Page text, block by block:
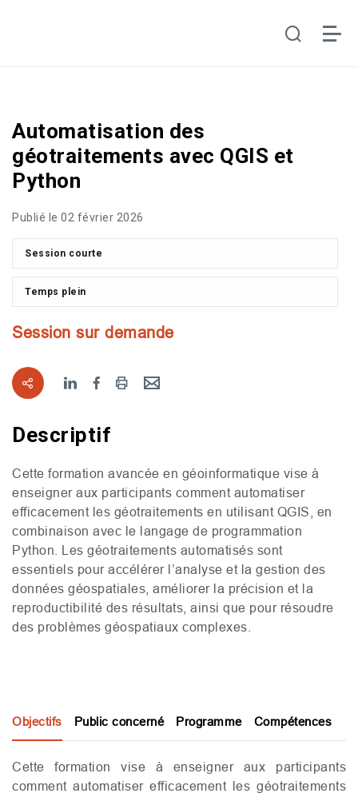
Automatisation des
géotraitements avec QGIS et
Python
Publié le 02 février 2026
Session courte
Temps plein
Session sur demande
Descriptif
Cette formation avancée en géoinformatique vise à
enseigner aux participants comment automatiser
efficacement les géotraitements en utilisant QGIS , en
combinaison avec le langage de programmation
Python. Les géotraitements automatisés sont
essentiels pour accélérer l’analyse et la gestion des
données géospatiales, améliorer la précision et la
reproductibilité des résultats, ainsi que pour résoudre
des problèmes géospatiaux complexes.
Objectifs Public concerné Programme Compétences
Cette formation vise à enseigner aux participants
comment automatiser efficacement les géotraitements